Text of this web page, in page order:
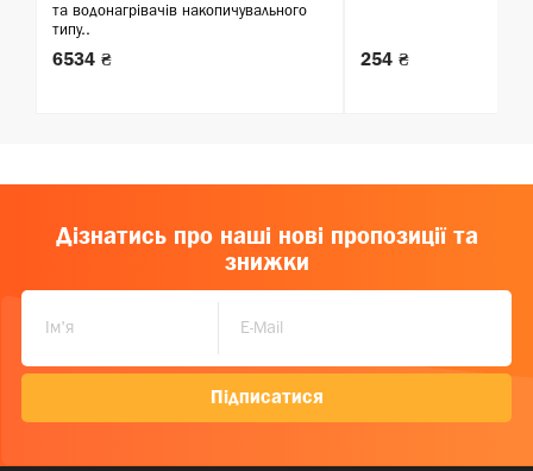
та водонагрівачів накопичувального
типу..
6534 ₴ 254 ₴
Дізнатись про наші нові пропозиції та
знижки
Підписатися